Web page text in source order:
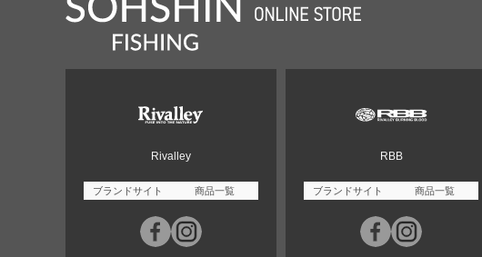
Rivalley
ブランドサイト 商品一覧
RBB
ブランドサイト 商品一覧